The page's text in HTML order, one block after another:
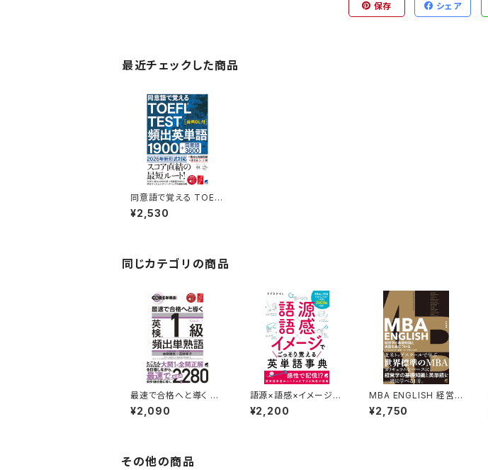
保存 シェア
最近チェックした商品
同意語で覚える TOEF
L TEST 頻出英単語19
00 ［音声DL付］
¥2,530
同じカテゴリの商品
最速で合格へと導く 英
検1級頻出単熟語 ［音
声DL付］
¥2,090
語源×語感×イメージで
ごっそり覚える英単語
事典
¥2,200
MBA ENGLISH 経営
学の基礎知識と英語を
身につける
¥2,750
その他の商品